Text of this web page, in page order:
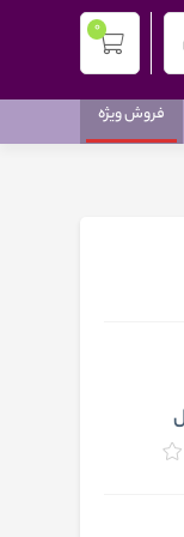
0
فروش ویژه